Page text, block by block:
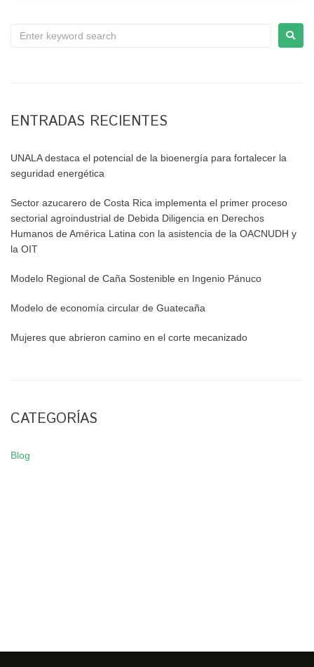
ENTRADAS RECIENTES
UNALA destaca el potencial de la bioenergía para fortalecer la
seguridad energética
Sector azucarero de Costa Rica implementa el primer proceso
sectorial agroindustrial de Debida Diligencia en Derechos
Humanos de América Latina con la asistencia de la OACNUDH y
la OIT
Modelo Regional de Caña Sostenible en Ingenio Pánuco
Modelo de economía circular de Guatecaña
Mujeres que abrieron camino en el corte mecanizado
CATEGORÍAS
Blog